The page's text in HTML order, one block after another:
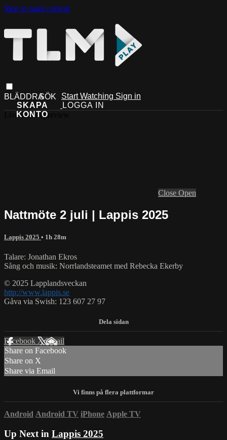
Skip to main content
Start Watching Sign in
Live stream preview
Close Open
Nattmöte 2 juli | Lappis 2025
Lappis 2025 • 1h 28m
Talare: Jonathan Ekros
Sång och musik: Norrlandsteamet med Rebecka Ekerby
© 2025 Lapplandsveckan
http://www.lappis.se
Gåva via Swish: 123 607 27 97
Facebook XEmail
Share on Facebook
Share on X
Share via Email
Android Android TV iPhone Apple TV
Up Next in Lappis 2025